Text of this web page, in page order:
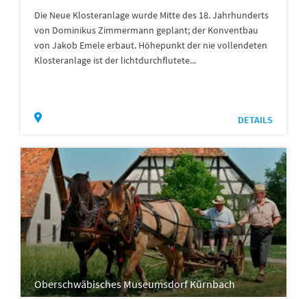
Die Neue Klosteranlage wurde Mitte des 18. Jahrhunderts
von Dominikus Zimmermann geplant; der Konventbau
von Jakob Emele erbaut. Höhepunkt der nie vollendeten
Klosteranlage ist der lichtdurchflutete...
DETAILS
Oberschwäbisches Museumsdorf Kürnbach